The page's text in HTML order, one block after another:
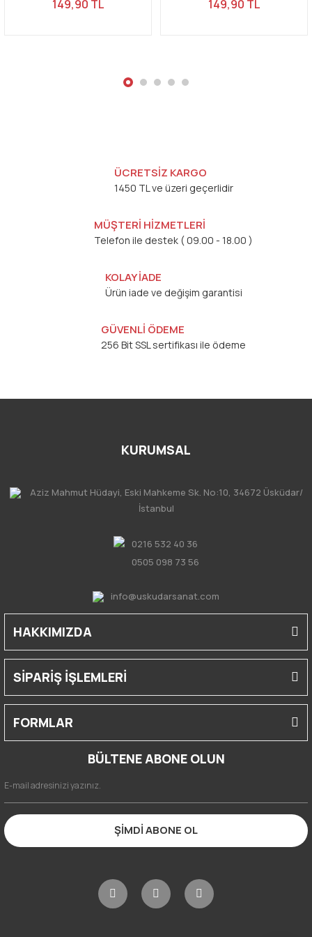
149,90 TL 149,90 TL
ÜCRETSİZ KARGO
1450 TL ve üzeri geçerlidir
MÜŞTERİ HİZMETLERİ
Telefon ile destek ( 09.00 - 18.00 )
KOLAY İADE
Ürün iade ve değişim garantisi
GÜVENLİ ÖDEME
256 Bit SSL sertifikası ile ödeme
KURUMSAL
Aziz Mahmut Hüdayi, Eski Mahkeme Sk. No:10, 34672 Üsküdar/
İstanbul
0216 532 40 36
0505 098 73 56
info@uskudarsanat.com
HAKKIMIZDA
SİPARİŞ İŞLEMLERİ
FORMLAR
BÜLTENE ABONE OLUN
ŞİMDİ ABONE OL